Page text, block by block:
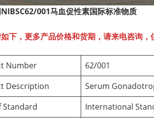
001马血促性素国际标准物质
下，更多产品价格和货期，请来电咨询，
Number
62/001
Description
Serum
Standard
International